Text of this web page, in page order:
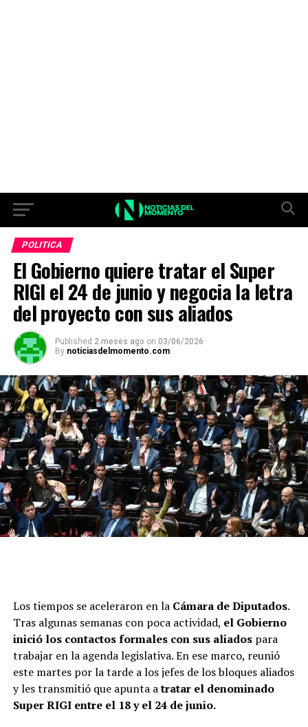
POLITICA
El Gobierno quiere tratar el Super
RIGI el 24 de junio y negocia la letra
del proyecto con sus aliados
Published 2 meses ago on 03/06/2026
By noticiasdelmomento.com
Los tiempos se aceleraron en la Cámara de Diputados.
Tras algunas semanas con poca actividad, el Gobierno
inició los contactos formales con sus aliados para
trabajar en la agenda legislativa. En ese marco, reunió
este martes por la tarde a los jefes de los bloques aliados
y les transmitió que apunta atratar el denominado
Super RIGI entre el 18 y el 24 de junio.